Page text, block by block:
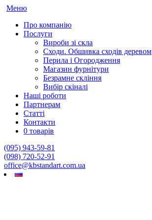
Меню
Про компанію
Послуги
Вироби зі скла
Сходи. Обшивка сходів деревом
Перила і Огородження
Магазин фурнітури
Безрамне скління
Вибір скіналі
Наші роботи
Партнерам
Статті
Контакти
0 товарів
(095) 943-59-81
(098) 720-52-91
office@kbstandart.com.ua